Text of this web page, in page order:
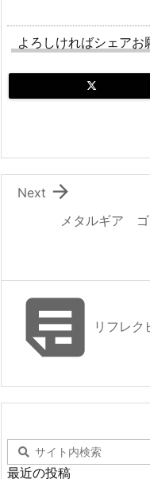
よろしければシェアお
メタルギア

Next
 リフレク
最近の投稿